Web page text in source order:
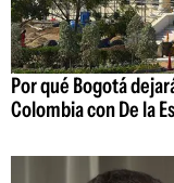
Por qué Bogotá
Colombia con De la